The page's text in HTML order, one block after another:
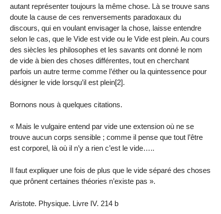
autant représenter toujours la même chose. Là se trouve sans
doute la cause de ces renversements paradoxaux du
discours, qui en voulant envisager la chose, laisse entendre
selon le cas, que le Vide est vide ou le Vide est plein. Au cours
des siècles les philosophes et les savants ont donné le nom
de vide à bien des choses différentes, tout en cherchant
parfois un autre terme comme l’éther ou la quintessence pour
désigner le vide lorsqu’il est plein[2].
Bornons nous à quelques citations.
« Mais le vulgaire entend par vide une extension où ne se
trouve aucun corps sensible ; comme il pense que tout l’être
est corporel, là où il n’y a rien c’est le vide…..
Il faut expliquer une fois de plus que le vide séparé des choses
que prônent certaines théories n’existe pas ».
Aristote. Physique. Livre IV. 214 b